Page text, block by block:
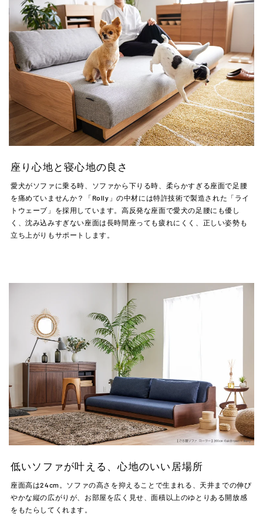
座り心地と寝心地の良さ
愛犬がソファに乗る時、ソファから下りる時、柔らかすぎる座面で足腰
を痛めていませんか？「Rolly」の中材には特許技術で製造された「ライ
トウェーブ」を採用しています。高反発な座面で愛犬の足腰にも優し
く、沈み込みすぎない座面は長時間座っても疲れにくく、正しい姿勢も
立ち上がりもサポートします。
低いソファが叶える、心地のいい居場所
座面高は24cm。ソファの高さを抑えることで生まれる、天井までの伸び
やかな縦の広がりが、お部屋を広く見せ、面積以上のゆとりある開放感
をもたらしてくれます。